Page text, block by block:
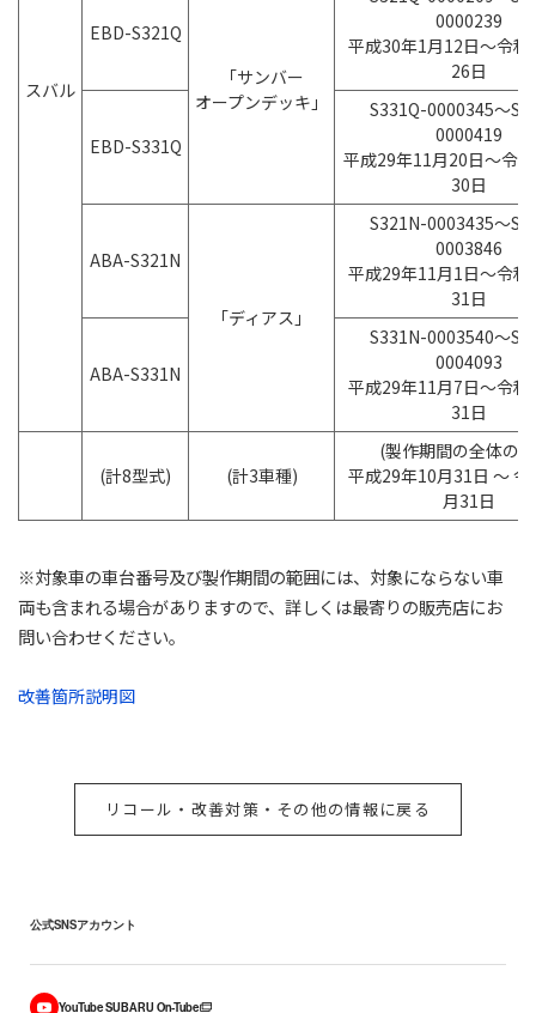
スバル
EBD-S321Q
「サンバー
オープンデッキ」
0000239
平成30年1月12日～令和
26日
EBD-S331Q
S331Q-0000345～
0000419
平成29年11月20日～令
30日
ABA-S321N
「ディアス」
S321N-0003435～
0003846
平成29年11月1日～令和
31日
ABA-S331N
S331N-0003540～
0004093
平成29年11月7日～令和
31日
(計8型式) (計3車種)
(製作期間の全体の
平成29年10月31日 ～ 令
月31日
※対象車の車台番号及び製作期間の範囲には、対象にならない車
両も含まれる場合がありますので、詳しくは最寄りの販売店にお
問い合わせください。
改善箇所説明図
リコール・改善対策・その他の情報に戻る
公式SNSアカウント
YouTube SUBARU On-Tube